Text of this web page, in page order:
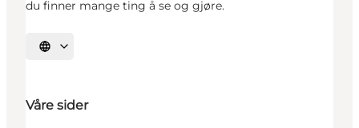
du finner mange ting å se og gjøre.
Velg språk
Våre sider